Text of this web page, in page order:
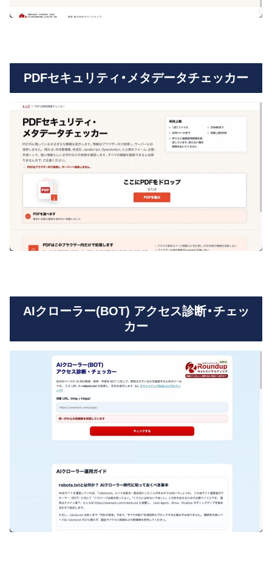
PDFセキュリティ・メタデータチェッカー
AIクローラー(BOT) アクセス診断・チェッ
カー